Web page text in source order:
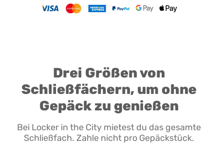
Drei Größen von
Schließfächern, um ohne
Gepäck zu genießen
Bei Locker in the City mietest du das gesamte
Schließfach. Zahle nicht pro Gepäckstück.